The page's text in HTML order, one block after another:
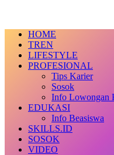
HOME
TREN
LIFESTYLE
PROFESIONAL
Tips Karier
Sosok
Info Lowongan
EDUKASI
Info Beasiswa
SKILLS.ID
SOSOK
VIDEO